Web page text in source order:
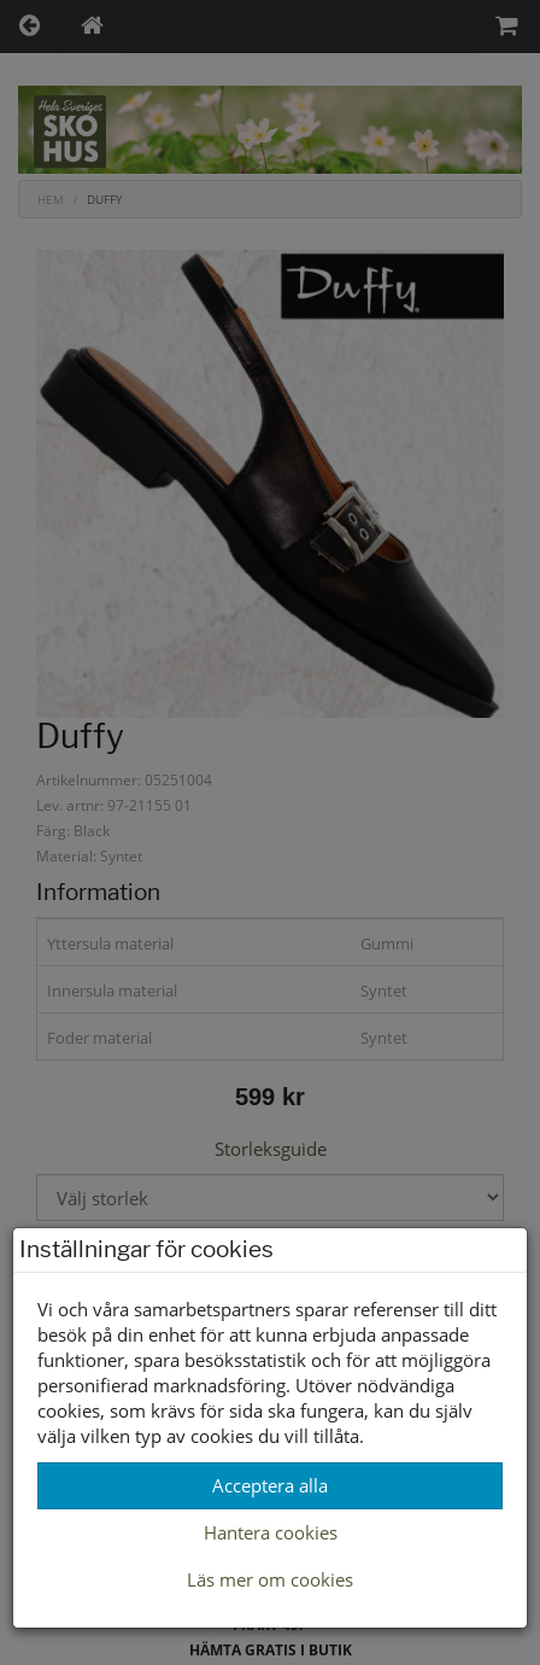
HEM DUFFY
Duffy
Artikelnummer: 05251004
Lev. artnr: 97-21155 01
Färg: Black
Material: Syntet
Information
Yttersula material Gummi
Innersula material Syntet
Foder material Syntet
599 kr
Storleksguide
Välj storlek först
Lagerstatus per butik
Butik
36 37 38 39 40
Borlänge
Buffert lager
FRAKT 49:-
HÄMTA GRATIS I BUTIK
Inställningar för cookies
Vi och våra samarbetspartners sparar referenser till ditt
besök på din enhet för att kunna erbjuda anpassade
funktioner, spara besöksstatistik och för att möjliggöra
personifierad marknadsföring. Utöver nödvändiga
cookies, som krävs för sida ska fungera, kan du själv
välja vilken typ av cookies du vill tillåta.
Acceptera alla
Hantera cookies
Läs mer om cookies